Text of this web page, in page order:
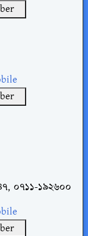
০৭১১-১৯২৬০০